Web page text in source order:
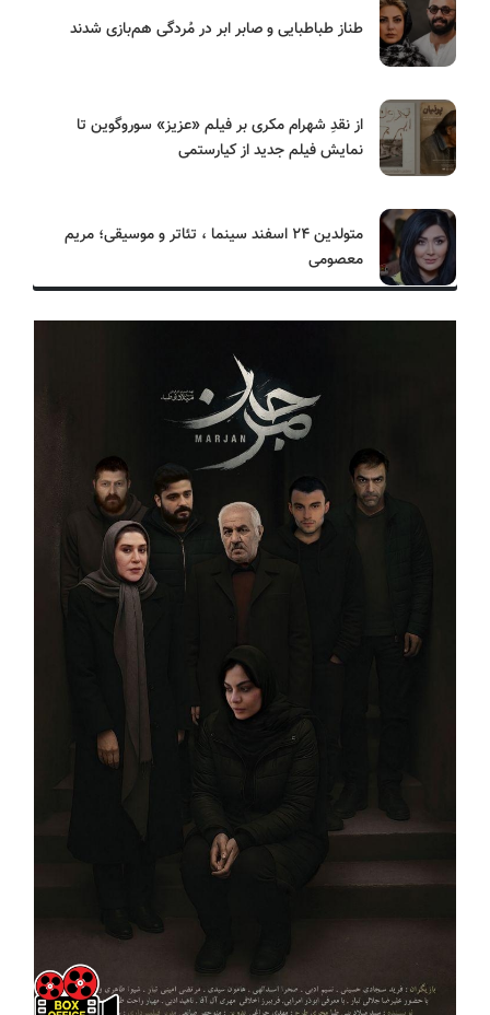
طناز طباطبایی و صابر ابر در مُردگی هم‌بازی شدند
از نقدِ شهرام مکری بر فیلم «عزیز» سوروگوین تا
نمایش فیلم جدید از کیارستمی
متولدین ۲۴ اسفند سینما ، تئاتر و موسیقی؛ مریم
معصومی